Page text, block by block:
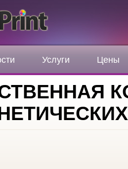
Услуги Цены